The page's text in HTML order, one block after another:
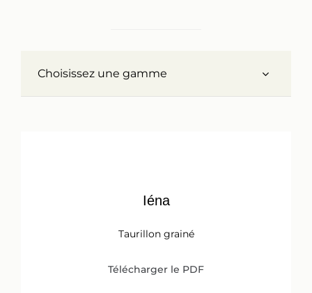
Choisissez une gamme
Iéna
Taurillon grainé
Télécharger le PDF